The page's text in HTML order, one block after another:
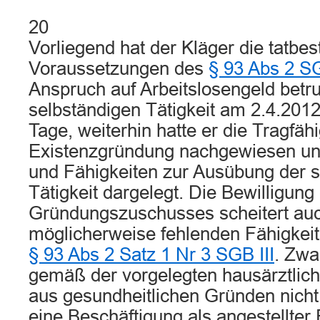
20
Vorliegend hat der Kläger die
Voraussetzungen des § 93 Abs 2
Anspruch auf Arbeitslosengeld
selbständigen Tätigkeit am
Tage, weiterhin hatte er die
Existenzgründung nachgewiesen
und Fähigkeiten zur Ausübung der
Tätigkeit dargelegt. Die Bewilligung
Gründungszuschusses scheitert
möglicherweise fehlenden
§ 93 Abs 2 Satz 1 Nr 3 SGB III .
gemäß der vorgelegten
aus gesundheitlichen Gründen